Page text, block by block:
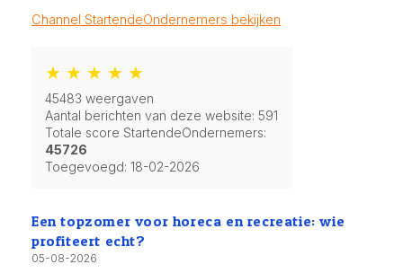
Channel StartendeOndernemers bekijken
★ ★ ★ ★ ★
45483 weergaven
Aantal berichten van deze website: 591
Totale score StartendeOndernemers:
45726
Toegevoegd: 18-02-2026
Een topzomer voor horeca en recreatie: wie
profiteert echt?
05-08-2026